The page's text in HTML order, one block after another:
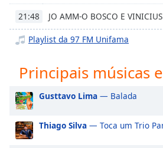
Descriptions
descriptions
off,
subtitles
opens
21:48 JO AMM-O BOSCO E
Playlist da 97 FM Unifama
Principais músicas
Gusttavo Lima — Balada
Thiago Silva — Toca um Trio